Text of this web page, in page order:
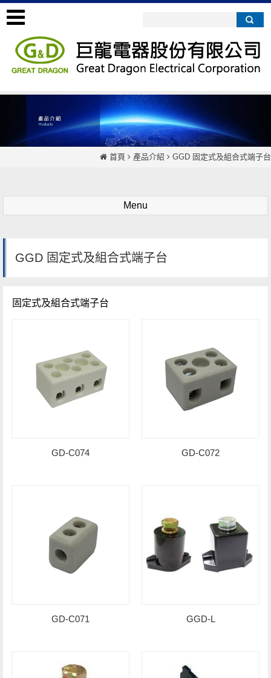
首頁 產品介紹 GGD 固定式及組合式端子台
Menu
GGD 固定式及組合式端子台
固定式及組合式端子台
GD-C074 GD-C072
GD-C071 GGD-L